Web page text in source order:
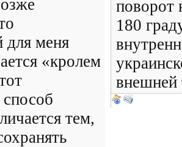
для меня
«кролем
тем,
поворот
180